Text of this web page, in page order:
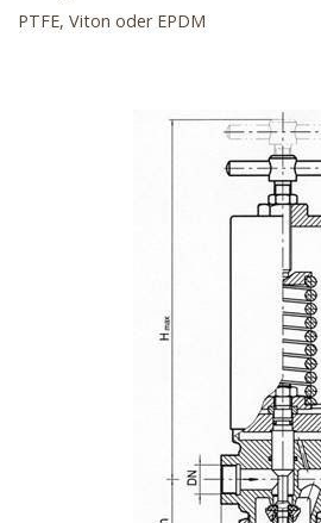
PTFE, Viton oder EPDM